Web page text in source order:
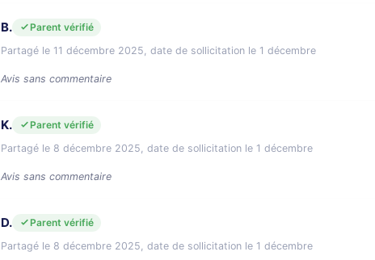
B.
Parent vérifié
Partagé le 11 décembre 2025, date de sollicitation le 1 décembre
Avis sans commentaire
K.
Parent vérifié
Partagé le 8 décembre 2025, date de sollicitation le 1 décembre
Avis sans commentaire
D.
Parent vérifié
Partagé le 8 décembre 2025, date de sollicitation le 1 décembre